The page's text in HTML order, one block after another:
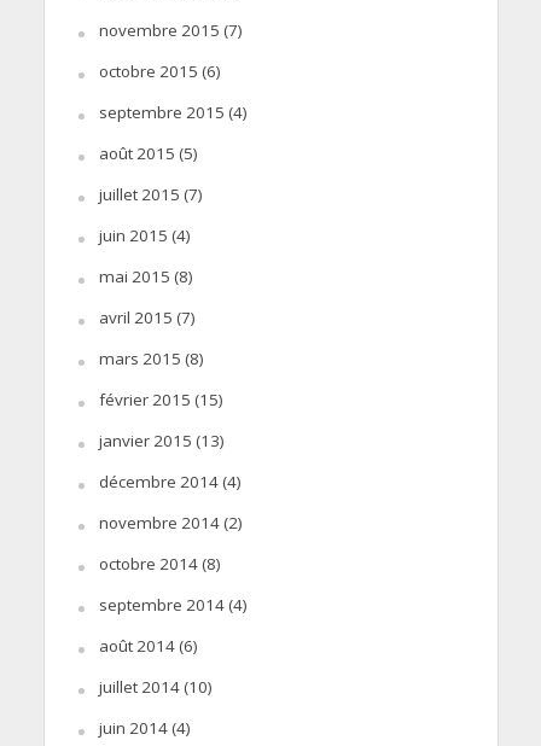
novembre 2015 (7)
octobre 2015 (6)
septembre 2015 (4)
août 2015 (5)
juillet 2015 (7)
juin 2015 (4)
mai 2015 (8)
avril 2015 (7)
mars 2015 (8)
février 2015 (15)
janvier 2015 (13)
décembre 2014(4)
novembre 2014(2)
octobre 2014(8)
septembre 2014(4)
août 2014(6)
juillet 2014(10)
juin 2014(4)